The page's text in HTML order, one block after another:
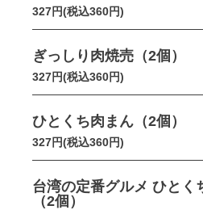
327円(税込360円)
ぎっしり肉焼売（2個）
327円(税込360円)
ひとくち肉まん（2個）
327円(税込360円)
台湾の定番グルメ ひとく
（2個）